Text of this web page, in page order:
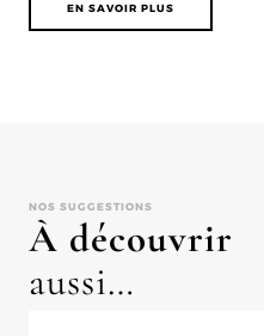
EN SAVOIR PLUS
NOS SUGGESTIONS
À découvrir
aussi…